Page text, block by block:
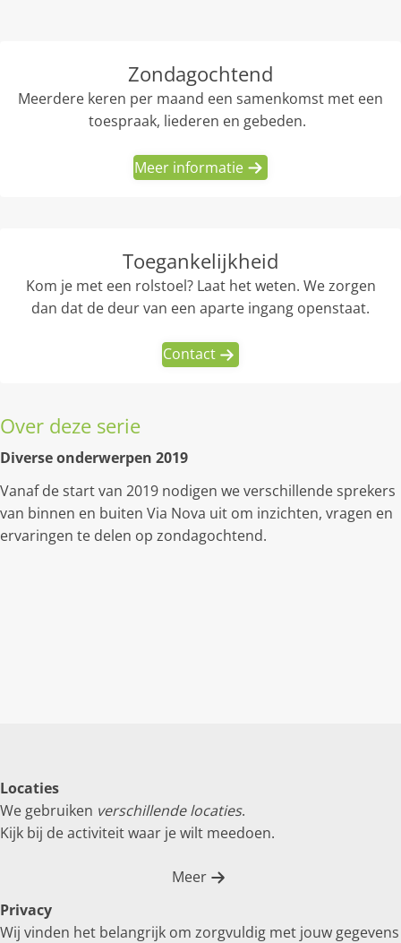
Zondagochtend
Meerdere keren per maand een samenkomst met een
toespraak, liederen en gebeden.
Meer informatie
Toegankelijkheid
Kom je met een rolstoel? Laat het weten. We zorgen
dan dat de deur van een aparte ingang openstaat.
Contact
Over deze serie
Diverse onderwerpen 2019
Vanaf de start van 2019 nodigen we verschillende sprekers
van binnen en buiten Via Nova uit om inzichten, vragen en
ervaringen te delen op zondagochtend.
Locaties
We gebruiken verschillende locaties.
Kijk bij de activiteit waar je wilt meedoen.
Meer
Privacy
Wij vinden het belangrijk om zorgvuldig met jouw gegevens